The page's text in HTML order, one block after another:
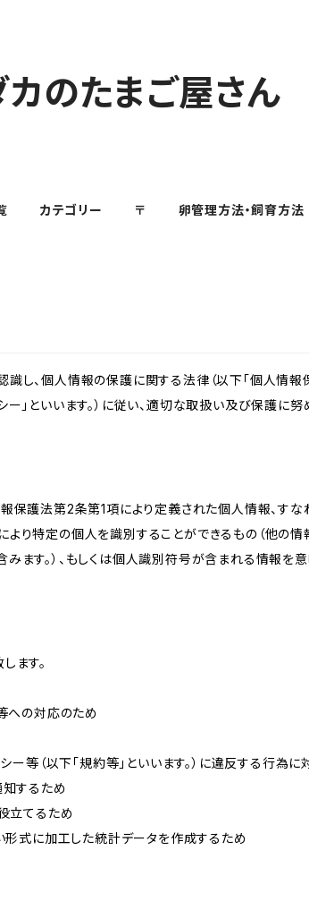
カのたまご屋さん
カテゴリー 〒 卵管理方法・飼育方法
し、個人情報の保護に関する法律（以下「個人情報保
」といいます。）に従い、適切な取扱い及び保護に努
保護法第2条第1項により定義された個人情報、す
り特定の個人を識別することができるもの（他の情
ます。）、もしくは個人識別符号が含まれる情報を意
ます。
への対応のため
ー等（以下「規約等」といいます。）に違反する行為
知するため
立てるため
形式に加工した統計データを作成するため